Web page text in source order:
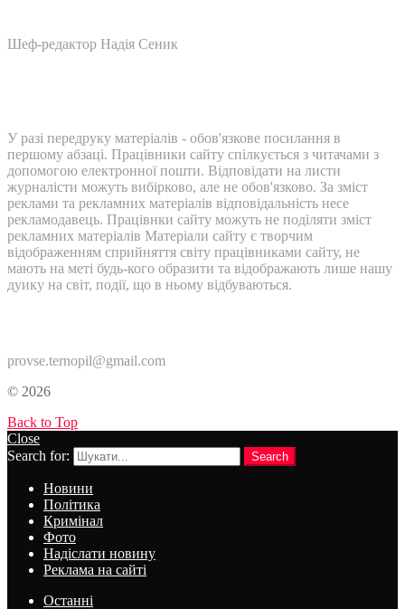
Шеф-редактор Надія Сеник
У разі передруку матеріалів - обов'язкове посилання в
першому абзаці. Працівники сайту спілкується з читачами з
допомогою електронної пошти. Відповідати на листи
журналісти можуть вибірково, але не обов'язково. За зміст
реклами та рекламних матеріалів відповідальність несе
рекламодавець. Працівнки сайту можуть не поділяти зміст
рекламних матеріалів Матеріали сайту є творчим
відображенням сприйняття світу працівниками сайту, не
мають на меті будь-кого образити та відображають лише нашу
дуику на світ, події, що в ньому відбуваються.
provse.ternopil@gmail.com
© 2026
Back to Top
Close
Search for:
Search
Новини
Політика
Кримінал
Фото
Надіслати новину
Реклама на сайті
Останні